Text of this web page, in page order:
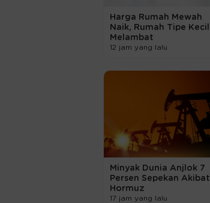
Harga Rumah Mewah
Naik, Rumah Tipe Kecil
Melambat
12 jam yang lalu
Minyak Dunia Anjlok 7
Persen Sepekan Akibat
Hormuz
17 jam yang lalu